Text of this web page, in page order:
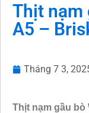
Thịt nạm
A5 –
Tháng 7 3,
Thịt nạm gầu bò